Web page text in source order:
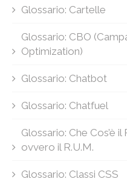
Glossario: Cartelle
Glossario: CBO
Optimization)
Glossario: Chatbot
Glossario: Chatfuel
Glossario: Che Cos’è
ovvero il R.U.M.
Glossario: Classi CSS